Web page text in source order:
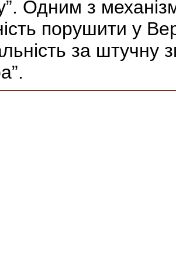
Одним з
порушити у
за штучну